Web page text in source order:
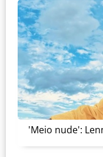
'Meio nude':